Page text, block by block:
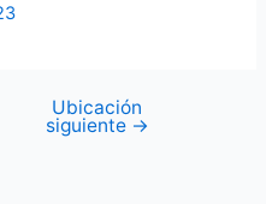
Ubicación
siguiente →